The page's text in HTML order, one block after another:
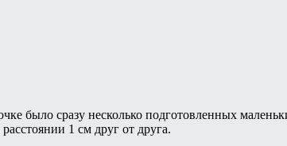
было сразу несколько подготовленных
1 см друг от друга.